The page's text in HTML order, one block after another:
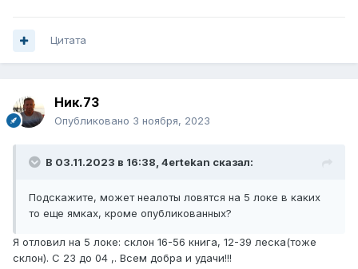
Цитата
Ник.73
Опубликовано 3 ноября, 2023
В 03.11.2023 в 16:38, 4ertekan сказал:
Подскажите, может неалоты ловятся на 5 локе в каких
то еще ямках, кроме опубликованных?
Я отловил на 5 локе: склон 16-56 книга, 12-39 леска(тоже
склон). С 23 до 04 ,. Всем добра и удачи!!!